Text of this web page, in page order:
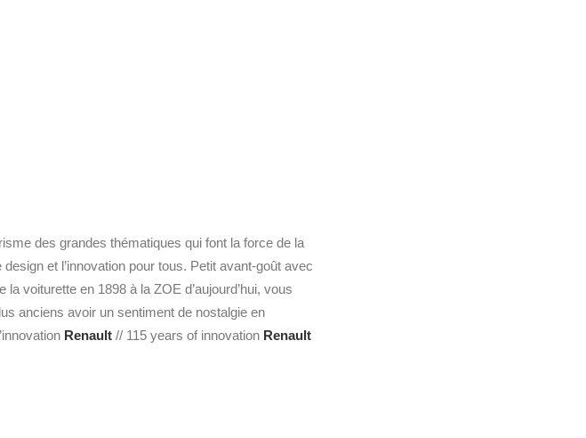
des grandes thématiques qui font la force de la
et l’innovation pour tous. Petit avant-goût avec
voiturette en 1898 à la ZOE d’aujourd’hui, vous
anciens avoir un sentiment de nostalgie en
Renault // 115 years of innovation Renault